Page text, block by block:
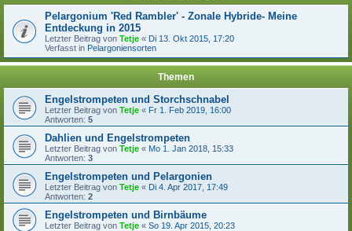
Pelargonium 'Red Rambler' - Zonale Hybride- Meine
Entdeckung in 2015
Letzter Beitrag von Tetje « Di 13. Okt 2015, 17:20
Verfasst in Pelargoniensorten
Themen
Engelstrompeten und Storchschnabel
Letzter Beitrag von Tetje « Fr 1. Feb 2019, 16:00
Antworten: 5
Dahlien und Engelstrompeten
Letzter Beitrag von Tetje « Mo 1. Jan 2018, 15:33
Antworten: 3
Engelstrompeten und Pelargonien
Letzter Beitrag von Tetje « Di 4. Apr 2017, 17:49
Antworten: 2
Engelstrompeten und Birnbäume
Letzter Beitrag von Tetje « So 19. Apr 2015, 20:23